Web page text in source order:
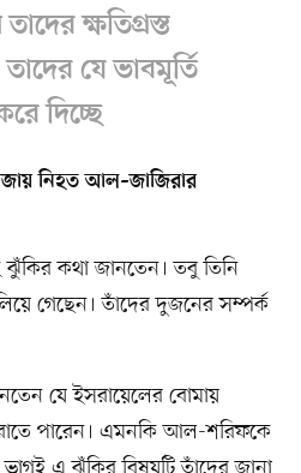
ক্ষতিগ্রস্ত
যে ভাবমূর্তি
দিচ্ছে
নিহত আল–জাজিরার
কথা জানতেন। তবু তিনি
গেছেন। তাঁদের দুজনের সম্পর্ক
যে ইসরায়েলের বোমায়
পারেন। এমনকি আল-শরিফকে